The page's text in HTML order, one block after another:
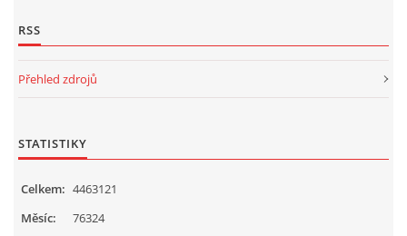
RSS
Přehled zdrojů
STATISTIKY
Celkem: 4463121
Měsíc:
76324